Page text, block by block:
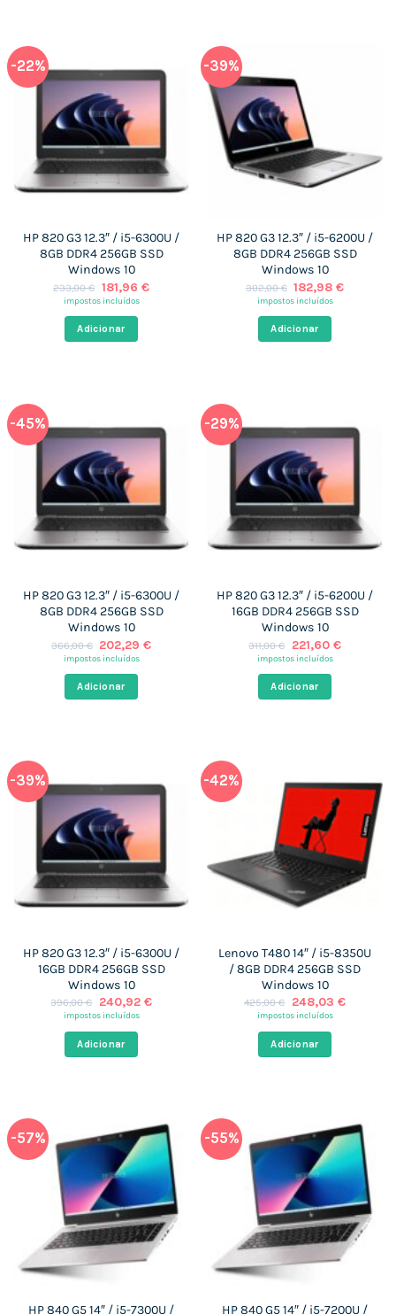
-22%
HP 820 G3 12.3″ / i5-6300U /
8GB DDR4 256GB SSD
Windows 10
233,00€ O
preço
era:
233,00 €.
181,96 €O
impostos incluídos
Adicionar
-39%
HP 820 G3 12.3″ / i5-6200U /
8GB DDR4 256GB SSD
Windows 10
302,00€ O
preço
era:
302,00 €.
182,98€O
impostos incluídos
Adicionar
-45%
HP 820 G3 12.3″ / i5-6300U /
8GB DDR4 256GB SSD
Windows 10
366,00€ O
preço
era:
366,00 €.
202,29€O
impostos incluídos
Adicionar
-29%
HP 820 G3 12.3″ / i5-6200U /
16GB DDR4 256GB SSD
Windows 10
311,00€
O
preço
era:
311,00 €.
221,60 €O
impostos incluídos
Adicionar
-39%
HP 820 G3 12.3″ / i5-6300U /
16GB DDR4 256GB SSD
Windows 10
396,00€
O
preço
era:
396,00 €.
240,92 €O
impostos incluídos
Adicionar
-42%
Lenovo T480 14″ / i5-8350U
/ 8GB DDR4 256GB SSD
Windows 10
425,00€
O
preço
era:
425,00 €.
248,03 €O
impostos incluídos
Adicionar
-57%
HP 840 G5 14″ / i5-7300U /
-55%
HP 840 G5 14″ / i5-7200U /